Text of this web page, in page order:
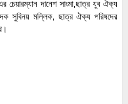
চেয়ারম্যান দানেশ সাংমা,ছাত্র যুব ঐক্য
সুবিনয় মল্লিক, ছাত্র ঐক্য পরিষদের